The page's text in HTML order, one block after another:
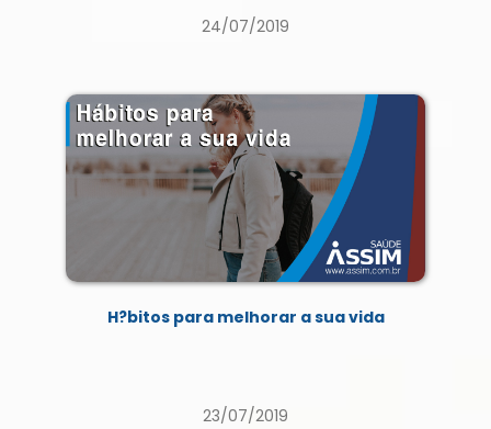
24/07/2019
H?bitos para melhorar a sua vida
23/07/2019